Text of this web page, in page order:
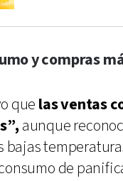
y compras
que las ventas
aunque
bajas
de